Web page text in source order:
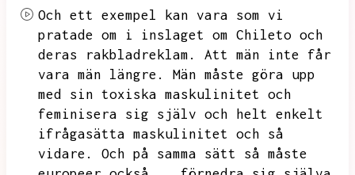
Och ett exempel kan vara som vi
pratade om i inslaget om Chileto och
deras rakbladreklam.
Att män inte får
vara män längre.
Män måste göra upp
med sin toxiska maskulinitet och
feminisera sig själv och helt enkelt
ifrågasätta maskulinitet och så
vidare.
Och på samma sätt så måste